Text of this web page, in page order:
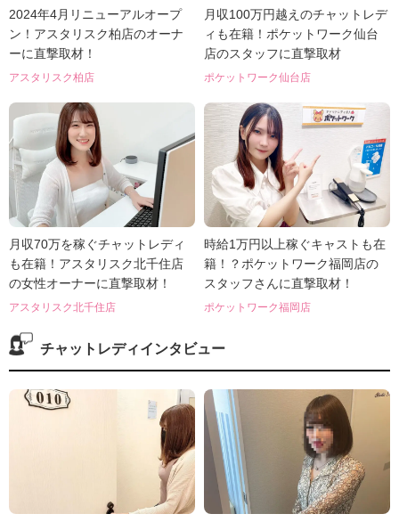
2024年4月リニューアルオープ
ン！アスタリスク柏店のオーナ
ーに直撃取材！
アスタリスク柏店
月収100万円越えのチャットレデ
ィも在籍！ポケットワーク仙台
店のスタッフに直撃取材
ポケットワーク仙台店
月収70万を稼ぐチャットレディ
も在籍！アスタリスク北千住店
の女性オーナーに直撃取材！
アスタリスク北千住店
時給1万円以上稼ぐキャストも在
籍！？ポケットワーク福岡店の
スタッフさんに直撃取材！
ポケットワーク福岡店
チャットレディインタビュー